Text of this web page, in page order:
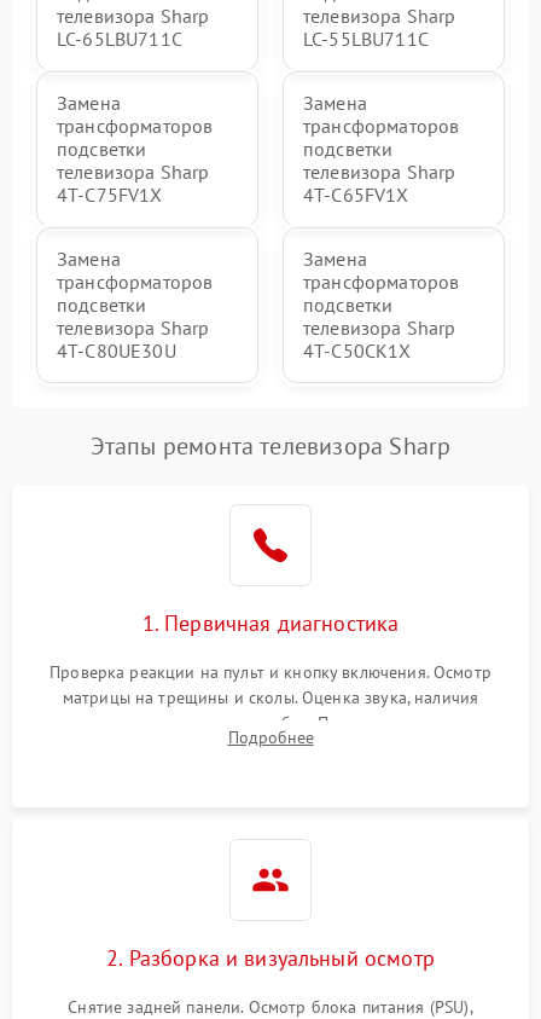
телевизора Sharp
LC-65LBU711C
телевизора Sharp
LC-55LBU711C
Замена
трансформаторов
подсветки
телевизора Sharp
4T-C75FV1X
Замена
трансформаторов
подсветки
телевизора Sharp
4T-C65FV1X
Замена
трансформаторов
подсветки
телевизора Sharp
4T-C80UE30U
Замена
трансформаторов
подсветки
телевизора Sharp
4T-C50CK1X
Этапы ремонта телевизора Sharp
1. Первичная диагностика
Проверка реакции на пульт и кнопку включения. Осмотр
матрицы на трещины и сколы. Оценка звука, наличия
подсветки и индикаторов ошибок. Подключение тестовых
источников сигнала для выявления симптомов поломки.
Подробнее
2. Разборка и визуальный осмотр
Снятие задней панели. Осмотр блока питания (PSU),